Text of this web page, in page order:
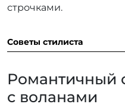
Советы стилиста
Романтичный
с воланами
строчками.